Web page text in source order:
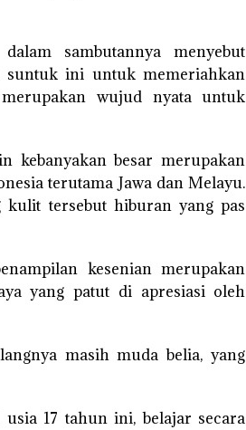
sambutannya menyebut
suntuk ini untuk memeriahkan
wujud nyata untuk
kebanyakan besar merupakan
terutama Jawa dan Melayu.
tersebut hiburan yang pas
kesenian merupakan
yang patut di apresiasi oleh
masih muda belia, yang
17 tahun ini, belajar secara